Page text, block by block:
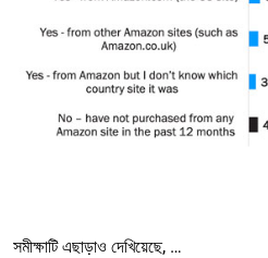
সমীক্ষাটি এছাড়াও দেখিয়েছে, …